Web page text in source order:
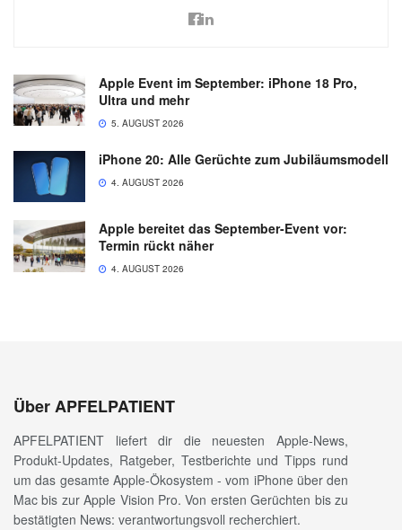
Apple Event im September: iPhone 18 Pro,
Ultra und mehr
5. AUGUST 2026
iPhone 20: Alle Gerüchte zum Jubiläumsmodell
4. AUGUST 2026
Apple bereitet das September-Event vor:
Termin rückt näher
4. AUGUST 2026
Über APFELPATIENT
APFELPATIENT liefert dir die neuesten Apple-News,
Produkt-Updates, Ratgeber, Testberichte und Tipps rund
um das gesamte Apple-Ökosystem - vom iPhone über den
Mac bis zur Apple Vision Pro. Von ersten Gerüchten bis zu
bestätigten News: verantwortungsvoll recherchiert.